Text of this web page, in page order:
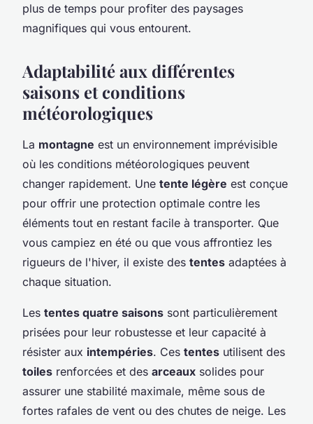
plus de temps pour profiter des paysages
magnifiques qui vous entourent.
Adaptabilité aux différentes
saisons et conditions
météorologiques
La montagne est un environnement imprévisible
où les conditions météorologiques peuvent
changer rapidement. Une tente légère est conçue
pour offrir une protection optimale contre les
éléments tout en restant facile à transporter. Que
vous campiez en été ou que vous affrontiez les
rigueurs de l'hiver, il existe des tentes adaptées à
chaque situation.
Les tentes quatre saisons sont particulièrement
prisées pour leur robustesse et leur capacité à
résister aux intempéries. Ces tentes utilisent des
toiles renforcées et des arceaux solides pour
assurer une stabilité maximale, même sous de
fortes rafales de vent ou des chutes de neige. Les